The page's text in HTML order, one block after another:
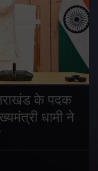
के पदक
धामी ने